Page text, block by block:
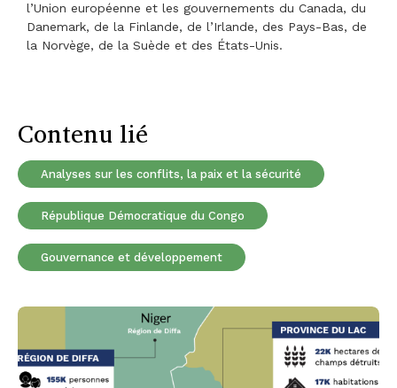
l’Union européenne et les gouvernements du Canada, du
Danemark, de la Finlande, de l’Irlande, des Pays-Bas, de
la Norvège, de la Suède et des États-Unis.
Contenu lié
Analyses sur les conflits, la paix et la sécurité
République Démocratique du Congo
Gouvernance et développement